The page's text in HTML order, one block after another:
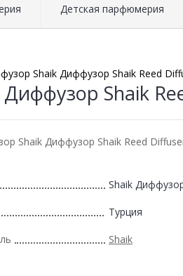
Детская парфюмерия
Shaik Диффузор Shaik Reed
Shaik
Shaik Диффузор Shaik Reed
Shaik
Турция
Shaik